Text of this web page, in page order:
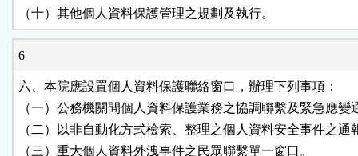
（十）其他個人資料保護管理之規劃及執行。
6
六、本院應設置個人資料保護聯絡窗口，辦理下列事項：
（一）公務機關間個人資料保護業務之協調聯繫及緊急應變
（二）以非自動化方式檢索、整理之個人資料安全事件之通
（三）重大個人資料外洩事件之民眾聯繫單一窗口。